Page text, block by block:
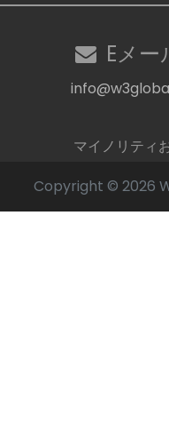
Eメ
マイノリティ
Copyright © 2026